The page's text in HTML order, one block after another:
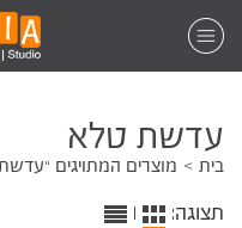
עדשת טלא
בית מוצרים המתויגים
תצוגה: |